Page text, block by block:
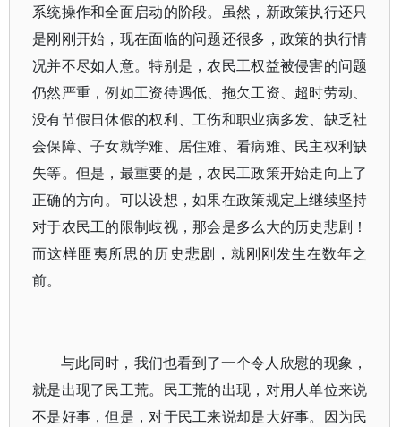
系统操作和全面启动的阶段。虽然，新政策执行还只
是刚刚开始，现在面临的问题还很多，政策的执行情
况并不尽如人意。特别是，农民工权益被侵害的问题
仍然严重，例如工资待遇低、拖欠工资、超时劳动、
没有节假日休假的权利、工伤和职业病多发、缺乏社
会保障、子女就学难、居住难、看病难、民主权利缺
失等。但是，最重要的是，农民工政策开始走向上了
正确的方向。可以设想，如果在政策规定上继续坚持
对于农民工的限制歧视，那会是多么大的历史悲剧！
而这样匪夷所思的历史悲剧，就刚刚发生在数年之
前。
与此同时，我们也看到了一个令人欣慰的现象，
就是出现了民工荒。民工荒的出现，对用人单位来说
不是好事，但是，对于民工来说却是大好事。因为民